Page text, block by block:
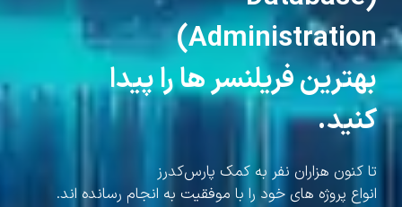
Administration)
بهترین فریلنسر ها را پیدا
کنید.
تا کنون هزاران نفر به کمک پارس‌کدرز
انواع پروژه های خود را با موفقیت به انجام رسانده اند.